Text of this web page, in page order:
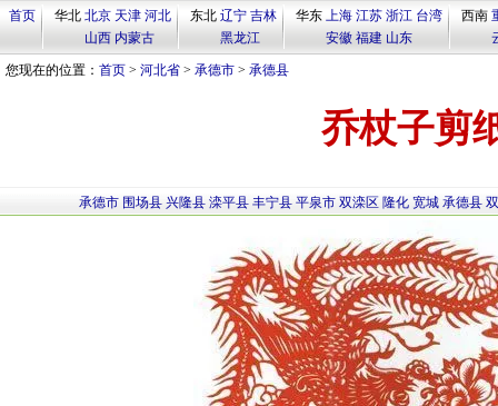
首页 华北 北京 天津 河北
山西 内蒙古
东北 辽宁 吉林
黑龙江
华东 上海 江苏 浙江 台湾
安徽 福建 山东
西南
您现在的位置： 首页 > 河北省 > 承德市 > 承德县
乔杖子剪
承德市 围场县 兴隆县 滦平县 丰宁县 平泉市 双滦区 隆化 宽城 承德县